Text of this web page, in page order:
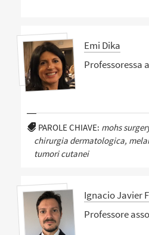
Emi Dika
Professoressa
PAROLE CHIAVE: mohs
chirurgia dermatologica,
tumori cutanei
Ignacio Javier
Professore